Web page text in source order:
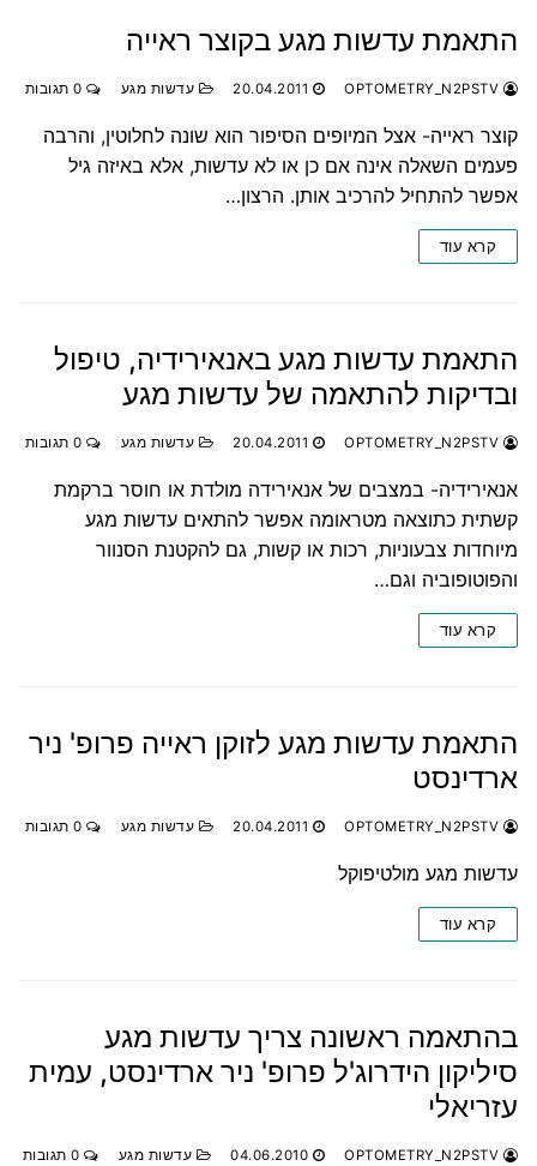
התאמת עדשות מגע בקוצר ראייה
20.04.2011 עדשות מגע
קוצר ראייה- אצל המיופים הסיפור הוא שונה לחלוטין, והרבה
פעמים השאלה אינה אם כן או לא עדשות, אלא באיזה גיל
אפשר להתחיל להרכיב אותן. הרצון…
קרא עוד
התאמת עדשות מגע באנאירידיה, טיפול
ובדיקות להתאמה של עדשות מגע
20.04.2011 עדשות מגע
אנאירידיה- במצבים של אנאירידה מולדת או חוסר ברקמת
קשתית כתוצאה מטראומה אפשר להתאים עדשות מגע
מיוחדות צבעוניות, רכות או קשות, גם להקטנת הסנוור
והפוטופוביה וגם…
קרא עוד
התאמת עדשות מגע לזוקן ראייה פרופ' ניר
ארדינסט
20.04.2011 עדשות מגע
עדשות מגע מולטיפוקל
קרא עוד
בהתאמה ראשונה צריך עדשות מגע
סיליקון הידרוג'ל פרופ' ניר ארדינסט, עמית
עזריאלי
04.06.2010 עדשות מגע